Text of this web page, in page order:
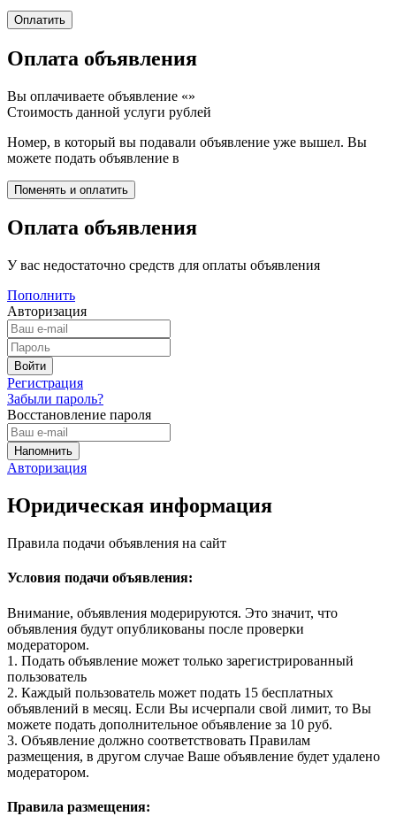
Оплата объявления
Вы оплачиваете объявление «»
Стоимость данной услуги рублей
Номер, в который вы подавали объявление уже вышел. Вы
можете подать объявление в
Оплата объявления
У вас недостаточно средств для оплаты объявления
Пополнить
Авторизация
Регистрация
Забыли пароль?
Восстановление пароля
Авторизация
Юридическая информация
Правила подачи объявления на сайт
Условия подачи объявления:
Внимание, объявления модерируются. Это значит, что
объявления будут опубликованы после проверки
модератором.
1. Подать объявление может только зарегистрированный
пользователь
2. Каждый пользователь может подать 15 бесплатных
объявлений в месяц. Если Вы исчерпали свой лимит, то Вы
можете подать дополнительное объявление за 10 руб.
3. Объявление должно соответствовать Правилам
размещения, в другом случае Ваше объявление будет удалено
модератором.
Правила размещения: